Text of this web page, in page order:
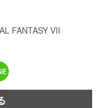
FANTASY VII